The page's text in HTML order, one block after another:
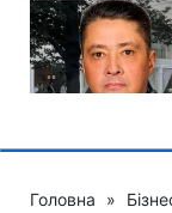
Головна »